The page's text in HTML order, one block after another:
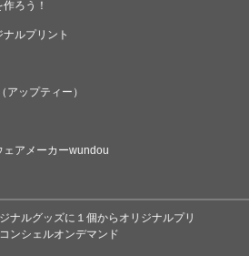
ろう！
ルプリント
アップティー）
ェアメーカーwundou
ナルグッズに１個からオリジナルプリ
ンシェルオンデマンド